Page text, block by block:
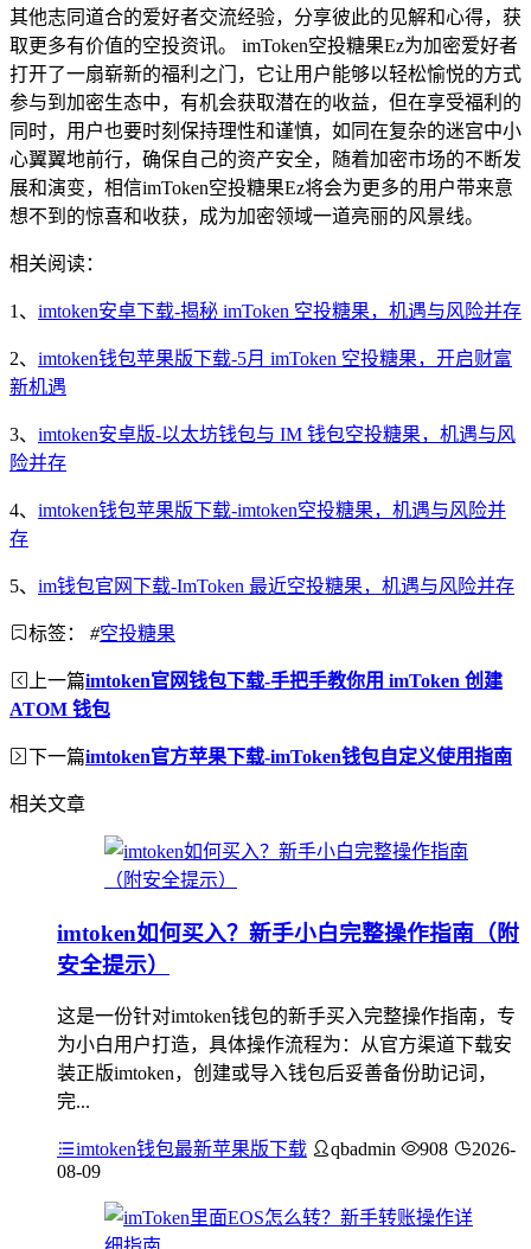
其他志同道合的爱好者交流经验，分享彼此的见解和心得，获
取更多有价值的空投资讯。 imToken空投糖果Ez为加密爱好者
打开了一扇崭新的福利之门，它让用户能够以轻松愉悦的方式
参与到加密生态中，有机会获取潜在的收益，但在享受福利的
同时，用户也要时刻保持理性和谨慎，如同在复杂的迷宫中小
心翼翼地前行，确保自己的资产安全，随着加密市场的不断发
展和演变，相信imToken空投糖果Ez将会为更多的用户带来意
想不到的惊喜和收获，成为加密领域一道亮丽的风景线。
相关阅读：
1、 imtoken安卓下载-揭秘 imToken 空投糖果，机遇与风险并存
2、 imtoken钱包苹果版下载-5月 imToken 空投糖果，开启财富
新机遇
3、 imtoken安卓版-以太坊钱包与 IM 钱包空投糖果，机遇与风
险并存
4、 imtoken钱包苹果版下载-imtoken空投糖果，机遇与风险并
存
5、 im钱包官网下载-ImToken 最近空投糖果，机遇与风险并存
标签： #空投糖果
上一篇imtoken官网钱包下载-手把手教你用 imToken 创建
ATOM 钱包
下一篇imtoken官方苹果下载-imToken钱包自定义使用指南
相关文章
imtoken如何买入？新手小白完整操作指南（附
安全提示）
这是一份针对imtoken钱包的新手买入完整操作指南，专
为小白用户打造，具体操作流程为：从官方渠道下载安
装正版imtoken，创建或导入钱包后妥善备份助记词，
完...
imtoken钱包最新苹果版下载 qbadmin 908
2026-
08-09